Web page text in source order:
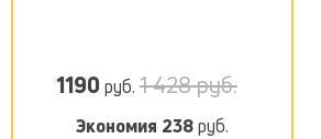
1190 руб. 1 428 руб.
Экономия 238руб.